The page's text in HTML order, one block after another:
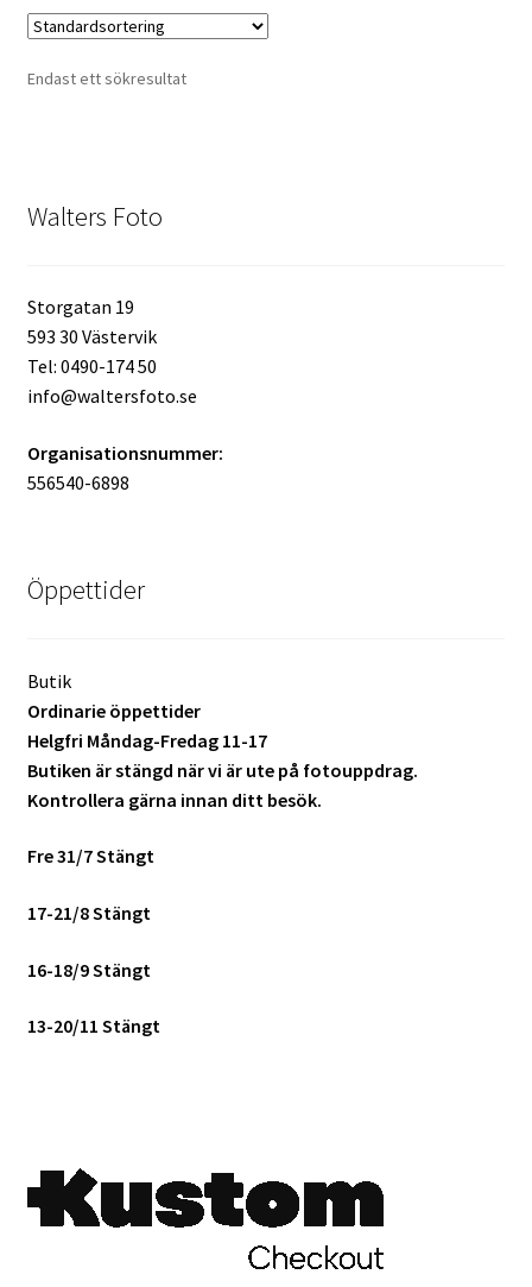
Motljusskydd
Övriga objektivtillbehör & filter
Tubkikare
Step-ringar
DVD/CD/Tape
Minneskort
Förvaring
Batterier för Canon
Batterier för Nikon
Film & Engångskameror
Arkivering
Rengöring & Vård
Begagnat & Fynd
Endast ett sökresultat
Walters Foto
Storgatan 19
593 30 Västervik
Tel: 0490-174 50
info@waltersfoto.se
Organisationsnummer:
556540-6898
Öppettider
Butik
Ordinarie öppettider
Helgfri Måndag-Fredag 11-17
Butiken är stängd när vi är ute på fotouppdrag.
Kontrollera gärna innan ditt besök.
Fre 31/7 Stängt
17-21/8 Stängt
16-18/9 Stängt
13-20/11 Stängt